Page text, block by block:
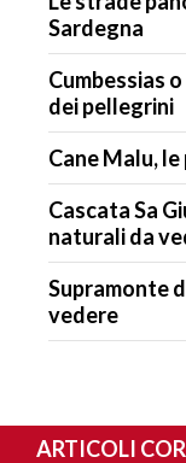
Sardegna
Cumbessias
dei pellegrini
Cane Malu,
Cascata Sa
naturali da
Supramonte
vedere
ARTICOLI